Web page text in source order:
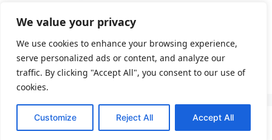
We value your privacy
We use cookies to enhance your browsing experience,
serve personalized ads or content, and analyze our
traffic. By clicking "Accept All", you consent to our use of
cookies.
Customize Reject All Accept All
smithdentalcare.net
undergroundmusiccafe.com
samhubermusic.com
apexfence.net
© 2026 Lakehoustonumc• Built with GeneratePress